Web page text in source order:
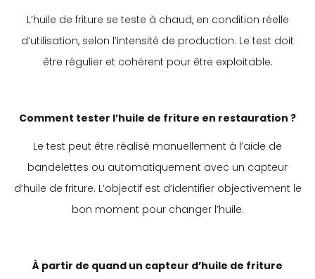
L’huile de friture se teste à chaud, en condition réelle
d’utilisation, selon l’intensité de production. Le test doit
être régulier et cohérent pour être exploitable.
Comment tester l’huile de friture en restauration ?
Le test peut être réalisé manuellement à l’aide de
bandelettes ou automatiquement avec un capteur
d’huile de friture. L’objectif est d’identifier objectivement le
bon moment pour changer l’huile.
À partir de quand un capteur d’huile de friture